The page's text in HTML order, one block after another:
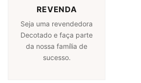
REVENDA
Seja uma revendedora
Decotado e faça parte
da nossa família de
sucesso.